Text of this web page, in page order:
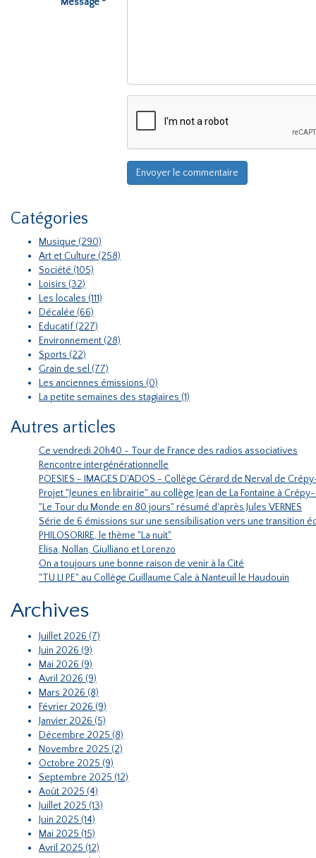
Catégories
Musique (290)
Art et Culture (258)
Société (105)
Loisirs (32)
Les locales (111)
Décalée (66)
Educatif (227)
Environnement (28)
Sports (22)
Grain de sel (77)
Les anciennes émissions (0)
La petite semaines des stagiaires (1)
Autres articles
Ce vendredi 20h40 - Tour de France des radios associatives
Rencontre intergénérationnelle
POESIES - IMAGES D'ADOS - Collège Gérard de Nerval de
Projet "Jeunes en librairie" au collège Jean de La Fontaine à
"Le Tour du Monde en 80 jours" résumé d'après Jules VERNES
Série de 6 émissions sur une sensibilisation vers une transition
PHILOSORIRE, le thème "La nuit"
Elisa, Nollan, Giulliano et Lorenzo
On a toujours une bonne raison de venir à la Cité
"TU LI PE" au Collège Guillaume Cale à Nanteuil le Haudouin
Archives
Juillet 2026 (7)
Juin 2026 (9)
Mai 2026 (9)
Avril 2026 (9)
Mars 2026 (8)
Février 2026 (9)
Janvier 2026 (5)
Décembre 2025 (8)
Novembre 2025 (2)
Octobre 2025 (9)
Septembre 2025 (12)
Août 2025 (4)
Juillet 2025 (13)
Juin 2025 (14)
Mai 2025 (15)
Avril 2025 (12)